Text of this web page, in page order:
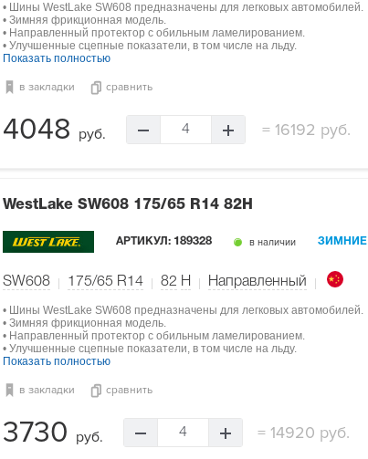
• Шины WestLake SW608 предназначены для легковых автомобилей.
• Зимняя фрикционная модель.
• Направленный протектор с обильным ламелированием.
• Улучшенные сцепные показатели, в том числе на льду.
Показать полностью
в закладки сравнить
4048 руб. 4 = 16192 руб.
WestLake SW608 175/65 R14 82H
АРТИКУЛ: 189328 в наличии ЗИМНИЕ
SW608 175/65 R14 82 H Направленный
• Шины WestLake SW608 предназначены для легковых автомобилей.
• Зимняя фрикционная модель.
• Направленный протектор с обильным ламелированием.
• Улучшенные сцепные показатели, в том числе на льду.
Показать полностью
в закладки сравнить
3730 руб. 4 = 14920 руб.